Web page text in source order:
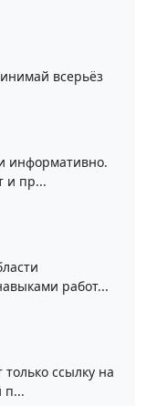
всерьёз
информативно.
и пр...
работ...
ссылку на
п...